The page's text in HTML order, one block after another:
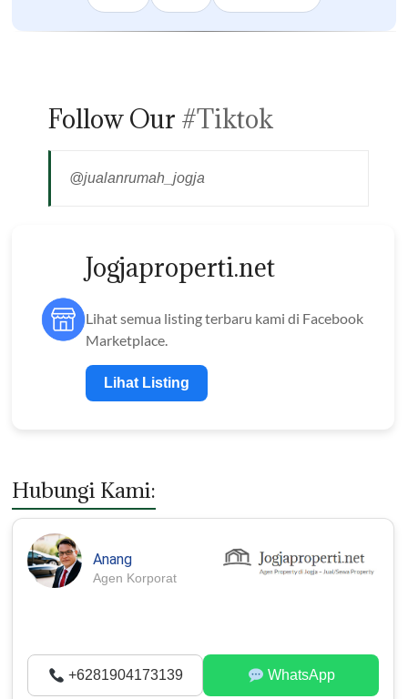
Follow Our #Tiktok
@jualanrumah_jogja
Jogjaproperti.net
Lihat semua listing terbaru kami di Facebook
Marketplace.
Lihat Listing
Hubungi Kami:
Anang
Agen Korporat
+6281904173139 WhatsApp